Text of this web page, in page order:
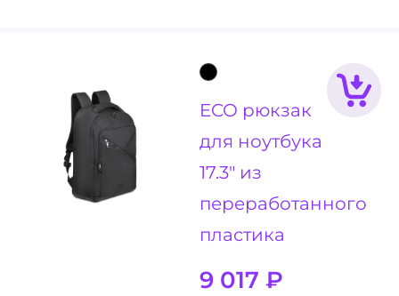
ECO рюкзак
для ноутбука
17.3" из
переработанного
пластика
9 017 ₽